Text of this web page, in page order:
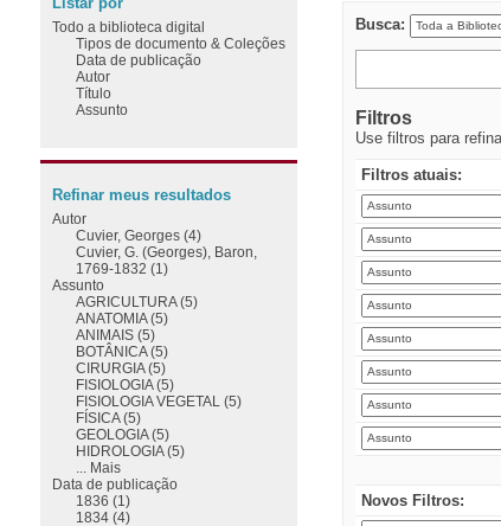
Busca:
Filtros
Use filtros para
Filtros atuais:
Novos Filtros:
Listar por
Todo a biblioteca digital
Tipos de documento & Coleções
Data de publicação
Autor
Título
Assunto
Refinar meus resultados
Autor
Cuvier, Georges (4)
Cuvier, G. (Georges), Baron,
1769-1832 (1)
Assunto
AGRICULTURA (5)
ANATOMIA (5)
ANIMAIS (5)
BOTÂNICA (5)
CIRURGIA (5)
FISIOLOGIA (5)
FISIOLOGIA VEGETAL (5)
FÍSICA (5)
GEOLOGIA (5)
HIDROLOGIA (5)
... Mais
Data de publicação
1836 (1)
1834 (4)